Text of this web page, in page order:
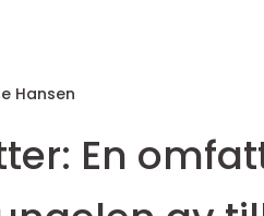
Hansen
En